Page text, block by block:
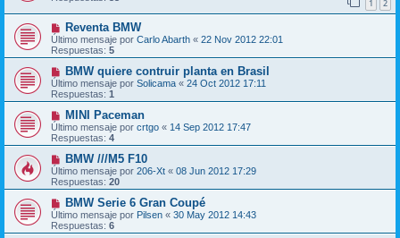
1 2
Reventa BMW
Último mensaje por Carlo Abarth « 22 Nov 2012 22:01
Respuestas: 5
BMW quiere contruir planta en Brasil
Último mensaje por Solicama « 24 Oct 2012 17:11
Respuestas: 1
MINI Paceman
Último mensaje por crtgo « 14 Sep 2012 17:47
Respuestas: 4
BMW ///M5 F10
Último mensaje por 206-Xt « 08 Jun 2012 17:29
Respuestas: 20
BMW Serie 6 Gran Coupé
Último mensaje por Pilsen « 30 May 2012 14:43
Respuestas: 6